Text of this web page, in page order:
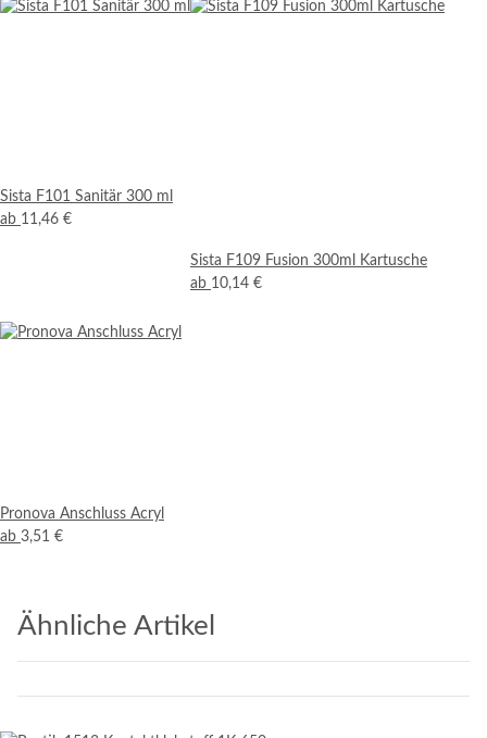
Sista F101 Sanitär 300 ml
ab 11,46 €
Sista F109 Fusion 300ml Kartusche
ab 10,14 €
Pronova Anschluss Acryl
ab 3,51 €
Ähnliche Artikel